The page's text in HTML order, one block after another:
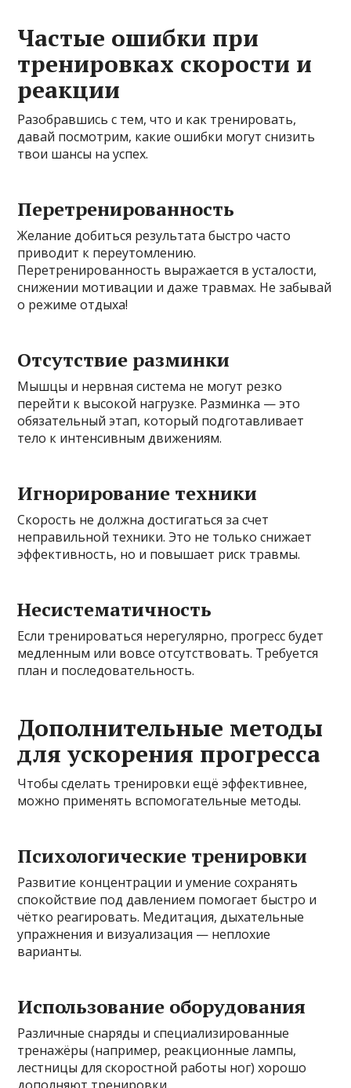
Частые ошибки при
тренировках скорости и
реакции
Разобравшись с тем, что и как тренировать,
давай посмотрим, какие ошибки могут снизить
твои шансы на успех.
Перетренированность
Желание добиться результата быстро часто
приводит к переутомлению.
Перетренированность выражается в усталости,
снижении мотивации и даже травмах. Не забывай
о режиме отдыха!
Отсутствие разминки
Мышцы и нервная система не могут резко
перейти к высокой нагрузке. Разминка — это
обязательный этап, который подготавливает
тело к интенсивным движениям.
Игнорирование техники
Скорость не должна достигаться за счет
неправильной техники. Это не только снижает
эффективность, но и повышает риск травмы.
Несистематичность
Если тренироваться нерегулярно, прогресс будет
медленным или вовсе отсутствовать. Требуется
план и последовательность.
Дополнительные методы
для ускорения прогресса
Чтобы сделать тренировки ещё эффективнее,
можно применять вспомогательные методы.
Психологические тренировки
Развитие концентрации и умение сохранять
спокойствие под давлением помогает быстро и
чётко реагировать. Медитация, дыхательные
упражнения и визуализация — неплохие
варианты.
Использование оборудования
Различные снаряды и специализированные
тренажёры (например, реакционные лампы,
лестницы для скоростной работы ног) хорошо